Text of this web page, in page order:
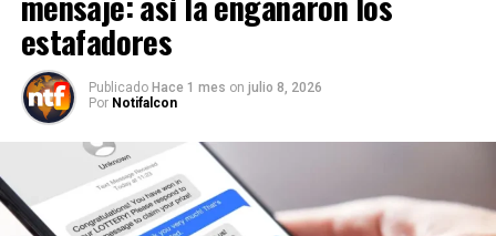
estafadores
Publicado Hace 1 mes on julio 8, 2026
Por Notifalcon